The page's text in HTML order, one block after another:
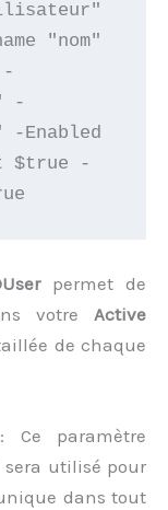
"nom"
-
-
Enabled
$true -
permet de
votre Active
de chaque
Ce paramètre
utilisé pour
dans tout